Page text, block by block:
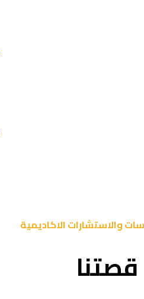
والاستشارات الاكاديمية
قصتنا